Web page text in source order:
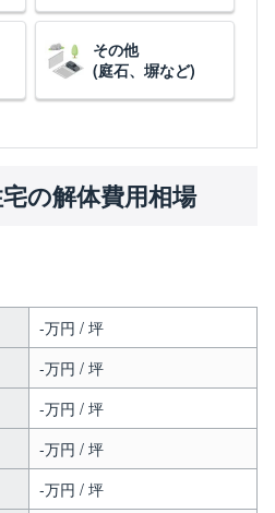
その他
(庭石、塀など)
の解体費用相場
-万円 / 坪
-万円 / 坪
-万円 / 坪
-万円 / 坪
-万円 / 坪